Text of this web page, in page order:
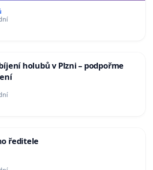
holubů v Plzni – podpořme
ředitele